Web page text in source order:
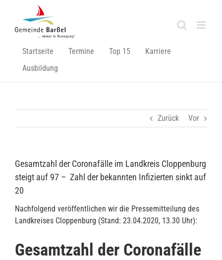
springen
Startseite Termine Top 15
Karriere
Ausbildung
Zurück Vor
Gesamtzahl der Coronafälle im Landkreis Cloppenburg
steigt auf 97 – Zahl der bekannten Infizierten sinkt auf
20
Nachfolgend veröffentlichen wir die Pressemitteilung des
Landkreises Cloppenburg (Stand: 23.04.2020, 13.30 Uhr):
Gesamtzahl der Coronafälle